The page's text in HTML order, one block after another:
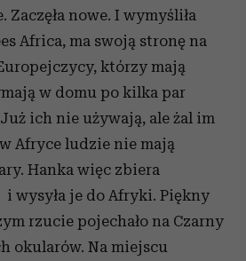
nowe. I wymyśliła
Africa, ma swoją stronę na
którzy mają
w domu po kilka par
ich nie używają, ale żal im
Afryce ludzie nie mają
Hanka więc zbiera
wysyła je do Afryki. Piękny
rzucie pojechało na Czarny
okularów. Na miejscu